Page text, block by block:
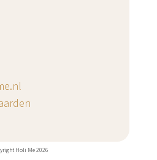
Holi Me 2026